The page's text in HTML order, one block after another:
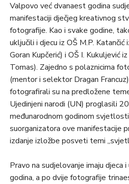
Valpovo već dvanaest godina
manifestaciji dječjeg kreativnog
fotografije. Kao i svake godine,
uključili i djecu iz OŠ M.P.
Goran Kupčerić) i OŠ I. Kukuljević
Tomas). Zajedno s polaznicima
(mentor i selektor Dragan
fotografirali su na predložene
Ujedinjeni narodi (UN) proglasili
međunarodnom godinom
suorganizatora ove manifestacije
izdanje izložbe posveti temi
Pravo na sudjelovanje imaju djeca
godina, a po dvije fotografije